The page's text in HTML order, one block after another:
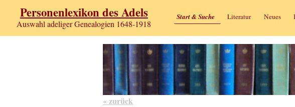
Personenlexikon des Adels
Auswahl adeliger Genealogien 1648-1918
Start & Suche Literatur Neues
« zurück